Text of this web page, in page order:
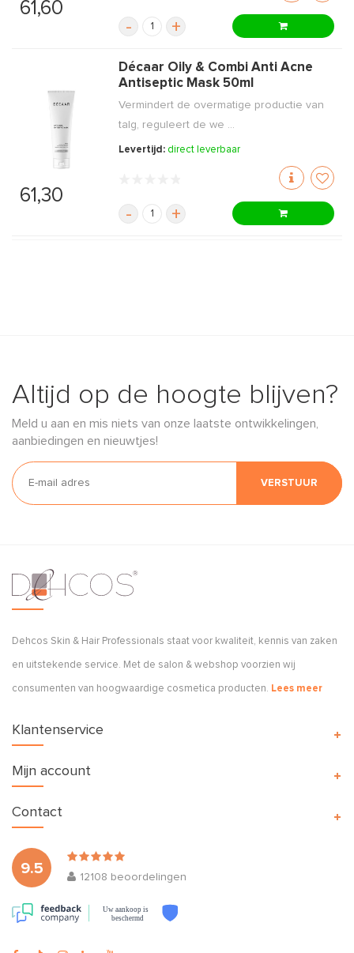
61,60
- +
61,30
Décaar Oily & Combi Anti Acne
Antiseptic Mask 50ml
Vermindert de overmatige productie van
talg, reguleert de we ...
Levertijd: direct leverbaar
- +
Altijd op de hoogte blijven?
Meld u aan en mis niets van onze laatste ontwikkelingen,
aanbiedingen en nieuwtjes!
VERSTUUR
Dehcos Skin & Hair Professionals staat voor kwaliteit, kennis van zaken
en uitstekende service. Met de salon & webshop voorzien wij
consumenten van hoogwaardige cosmetica producten. Lees meer
Klantenservice
Mijn account
9.5
12108 beoordelingen
Uw aankoop is
beschermd
Contact